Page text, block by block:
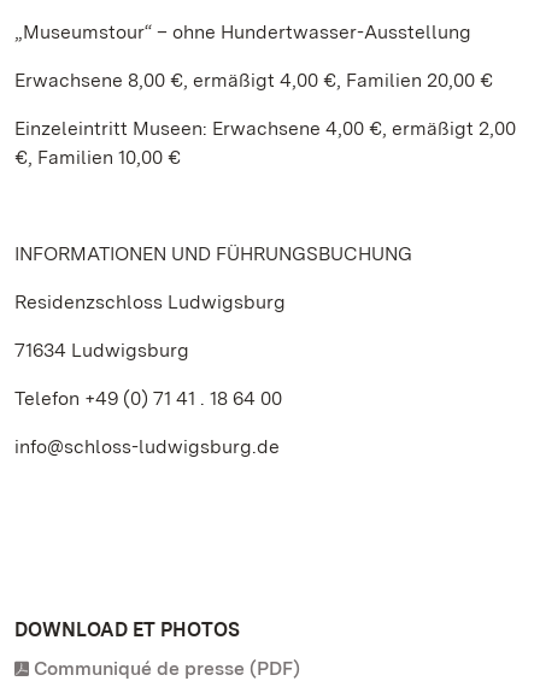
„Museumstour“ – ohne Hundertwasser-Ausstellung
Erwachsene 8,00 €, ermäßigt 4,00 €, Familien 20,00 €
Einzeleintritt Museen: Erwachsene 4,00 €, ermäßigt 2,00
€, Familien 10,00 €
INFORMATIONEN UND FÜHRUNGSBUCHUNG
Residenzschloss Ludwigsburg
71634 Ludwigsburg
Telefon +49 (0) 71 41 . 18 64 00
info@schloss-ludwigsburg.de
DOWNLOAD ET PHOTOS
Communiqué de presse (PDF)